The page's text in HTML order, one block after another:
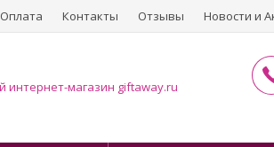
Оплата Контакты Отзывы Новости и